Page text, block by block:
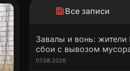
Все записи
Завалы и вонь:
сбои с вывозом
07.08.2026